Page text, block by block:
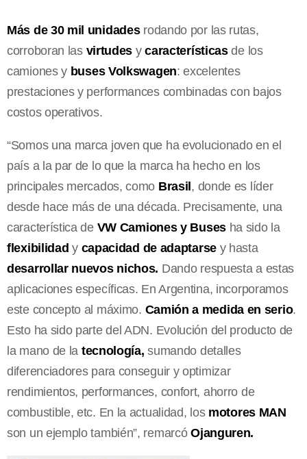
Más de 30 mil unidadesrodando por las rutas,
corroboran las virtudes ycaracterísticasde los
camiones y buses Volkswagen: excelentes
prestaciones y performances combinadas con bajos
costos operativos.
“Somos una marca joven que ha evolucionado en el
país a la par de lo que la marca ha hecho en los
principales mercados, como Brasil, donde es líder
desde hace más de una década. Precisamente, una
característica de VW Camiones y Busesha sido la
flexibilidad y capacidad de adaptarsey hasta
desarrollar nuevos nichos. Dando respuesta a estas
aplicaciones específicas. En Argentina, incorporamos
este concepto al máximo. Camión a medida en serio.
Esto ha sido parte del ADN. Evolución del producto de
la mano de la tecnología, sumando detalles
diferenciadores para conseguir y optimizar
rendimientos, performances, confort, ahorro de
combustible, etc. En la actualidad, los motores MAN
son un ejemplo también”, remarcóOjanguren.